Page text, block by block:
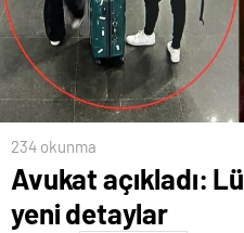
234 okunma
Avukat açıkladı:
yeni detaylar